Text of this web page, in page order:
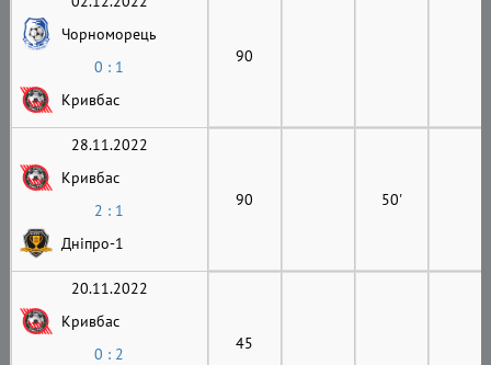
Чорноморець
0 : 1
Кривбас
90
28.11.2022
Кривбас
2 : 1
Дніпро-1
90 50'
20.11.2022
Кривбас
0 : 2
45